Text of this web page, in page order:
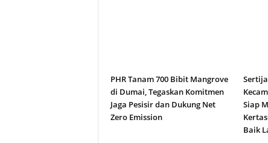
PHR Tanam 700 Bibit Mangrove
di Dumai, Tegaskan Komitmen
Jaga Pesisir dan Dukung Net
Zero Emission
Siap
Baik